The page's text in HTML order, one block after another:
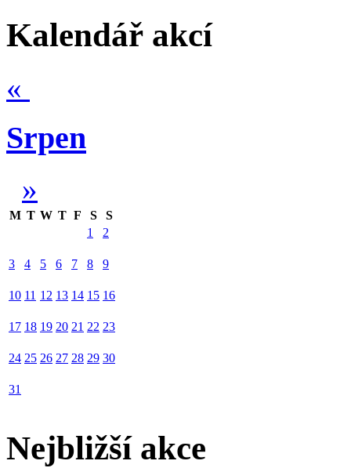
Kalendář akcí
«
Srpen
»
M T W T F S
S
1
2
3 4 5 6 7 8 9
10 11 12 13 14 15 16
17 18 19 20 21 22 23
24 25 26 27 28 29 30
31
Nejbližší akce